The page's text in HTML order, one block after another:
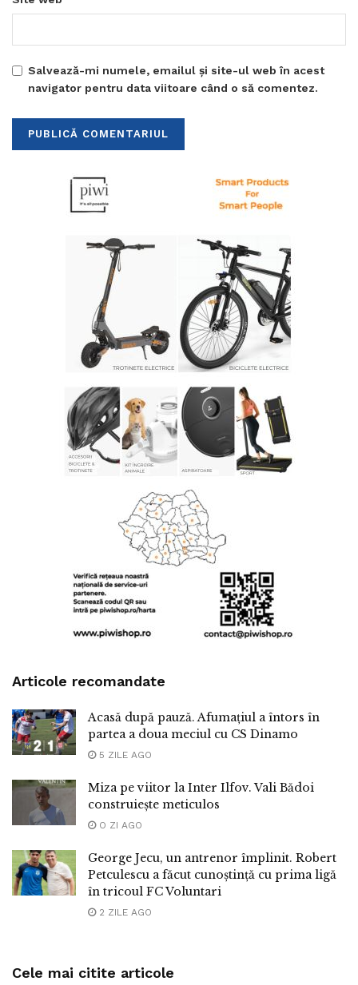
Salvează-mi numele, emailul și site-ul web în acest
navigator pentru data viitoare când o să comentez.
Articole recomandate
Acasă după pauză. Afumațiul a întors în
partea a doua meciul cu CS Dinamo
5 ZILE AGO
Miza pe viitor la Inter Ilfov. Vali Bădoi
construiește meticulos
O ZI AGO
George Jecu, un antrenor împlinit. Robert
Petculescu a făcut cunoștință cu prima ligă
în tricoul FC Voluntari
2 ZILE AGO
Cele mai citite articole